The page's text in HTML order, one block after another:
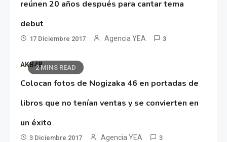
reúnen 20 años después para cantar tema
debut
17 Diciembre 2017 Agencia YEA 3
2 MINS READ
AKB48
Colocan fotos de Nogizaka 46 en portadas de
libros que no tenían ventas y se convierten en
un éxito
3 Diciembre 2017 Agencia YEA 3